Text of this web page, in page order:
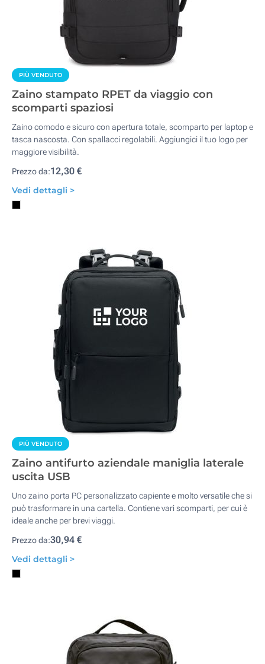
PIÙ VENDUTO
Zaino stampato RPET da viaggio con
scomparti spaziosi
Zaino comodo e sicuro con apertura totale, scomparto per laptop e
tasca nascosta. Con spallacci regolabili. Aggiungici il tuo logo per
maggiore visibilità.
Prezzo da:12,30 €
Vedi dettagli >
PIÙ VENDUTO
Zaino antifurto aziendale maniglia laterale
uscita USB
Uno zaino porta PC personalizzato capiente e molto versatile che si
può trasformare in una cartella. Contiene vari scomparti, per cui è
ideale anche per brevi viaggi.
Prezzo da:30,94 €
Vedi dettagli >